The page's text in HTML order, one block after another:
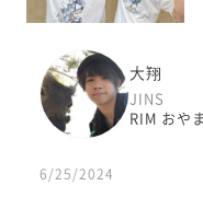
大翔
JINS
RIM おや
6/25/2024